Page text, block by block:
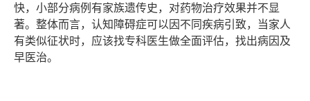
快，小部分病例有家族遗传史，对药物治疗效果并不显
著。整体而言，认知障碍症可以因不同疾病引致，当家人
有类似征状时，应该找专科医生做全面评估，找出病因及
早医治。